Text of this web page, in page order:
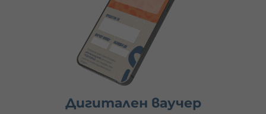
Дигитален ваучер